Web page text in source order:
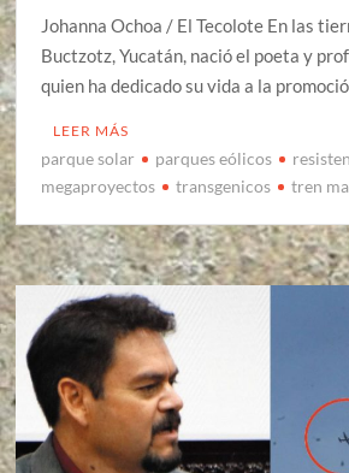
Johanna Ochoa / El Tecolote En las
Buctzotz, Yucatán, nació el poeta y
quien ha dedicado su vida a la
LEER MÁS
parque solar parques eólicos
megaproyectos
transgenicos tren